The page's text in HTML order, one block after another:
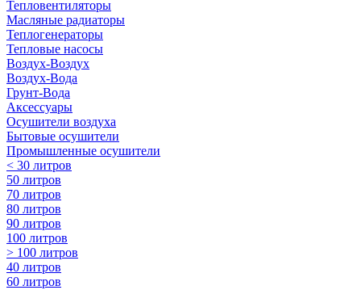
Тепловентиляторы
Масляные радиаторы
Теплогенераторы
Тепловые насосы
Воздух-Воздух
Воздух-Вода
Грунт-Вода
Аксессуары
Осушители воздуха
Бытовые осушители
Промышленные осушители
< 30 литров
50 литров
70 литров
80 литров
90 литров
100 литров
> 100 литров
40 литров
60 литров